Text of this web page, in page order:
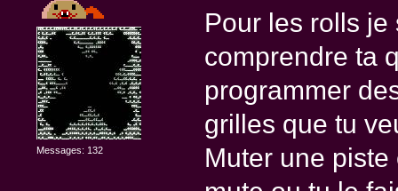
Messages: 132
Pour les rolls
comprendre ta
programmer
grilles que tu
Muter une